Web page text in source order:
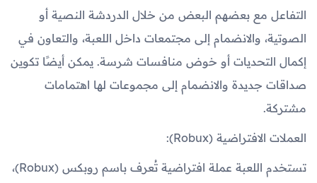
التفاعل مع بعضهم البعض من خلال الدردشة النصية أو
الصوتية، والانضمام إلى مجتمعات داخل اللعبة، والتعاون في
إكمال التحديات أو خوض منافسات شرسة. يمكن أيضًا تكوين
صداقات جديدة والانضمام إلى مجموعات لها اهتمامات
مشتركة.
العملات الافتراضية (Robux):
تستخدم اللعبة عملة افتراضية تُعرف باسم روبكس (Robux)،